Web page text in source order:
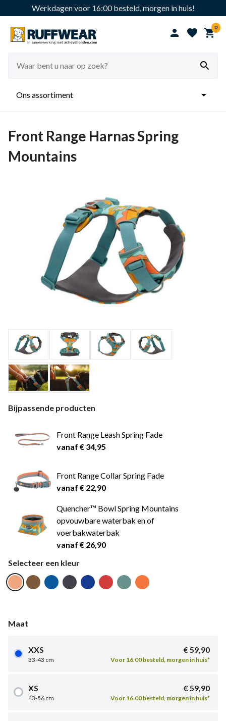
Werkdagen voor 16:00 besteld, morgen in huis!
  0

Ons assortiment 
Front Range Harnas Spring
Mountains
Bijpassende producten
Front Range Leash Spring Fade
vanaf € 34,95
Front Range Collar Spring Fade
vanaf € 22,90
Quencher™ Bowl Spring Mountains
opvouwbare waterbak en of
voerbakwaterbak
vanaf € 26,90
Selecteer een kleur
Maat
XXS
33-43 cm
€ 59,90
Voor 16.00 besteld, morgen in huis*
XS
43-56 cm
€ 59,90
Voor 16.00 besteld, morgen in huis*